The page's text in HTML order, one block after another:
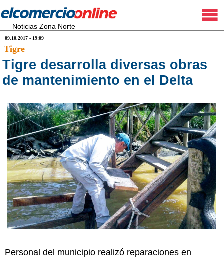
Noticias Zona Norte
09.10.2017 - 19:09
Tigre
Tigre desarrolla diversas obras
de mantenimiento en el Delta
Personal del municipio realizó reparaciones en